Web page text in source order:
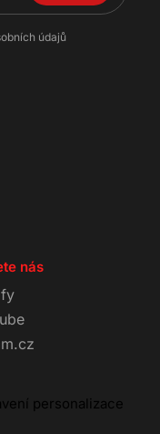
údajů
nás
personalizace